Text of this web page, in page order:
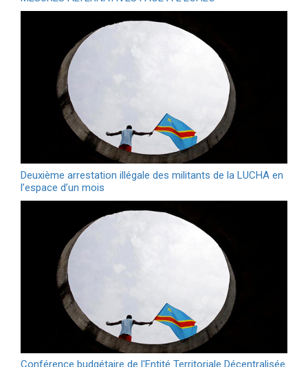
Deuxième arrestation illégale des militants de la LUCHA en
l’espace d’un mois
Conférence budgétaire de l'Entité Territoriale Décentralisée